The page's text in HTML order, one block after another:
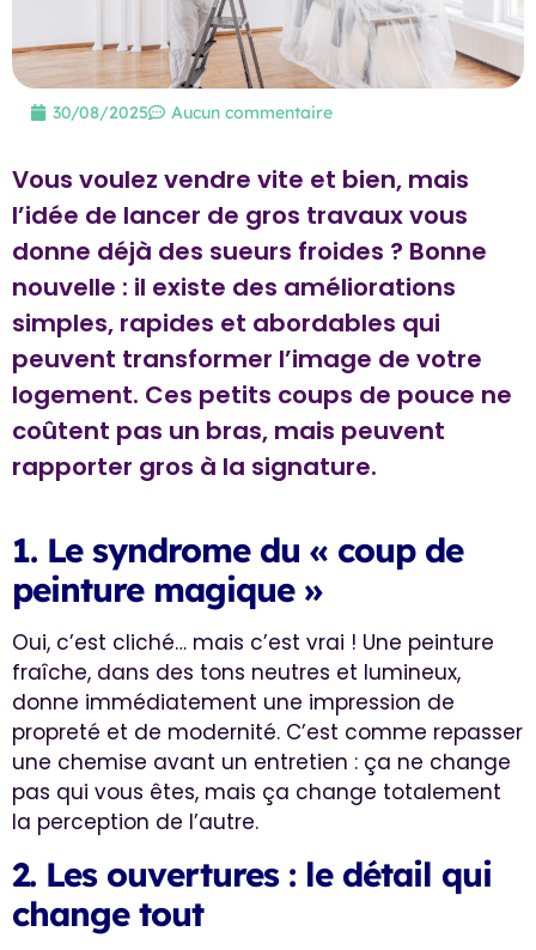
30/08/2025 Aucun commentaire
Vous voulez vendre vite et bien, mais
l’idée de lancer de gros travaux vous
donne déjà des sueurs froides ? Bonne
nouvelle : il existe des améliorations
simples, rapides et abordables qui
peuvent transformer l’image de votre
logement. Ces petits coups de pouce ne
coûtent pas un bras, mais peuvent
rapporter gros à la signature.
1. Le syndrome du « coup de
peinture magique »
Oui, c’est cliché… mais c’est vrai ! Une peinture
fraîche, dans des tons neutres et lumineux,
donne immédiatement une impression de
propreté et de modernité. C’est comme repasser
une chemise avant un entretien : ça ne change
pas qui vous êtes, mais ça change totalement
la perception de l’autre.
2. Les ouvertures : le détail qui
change tout